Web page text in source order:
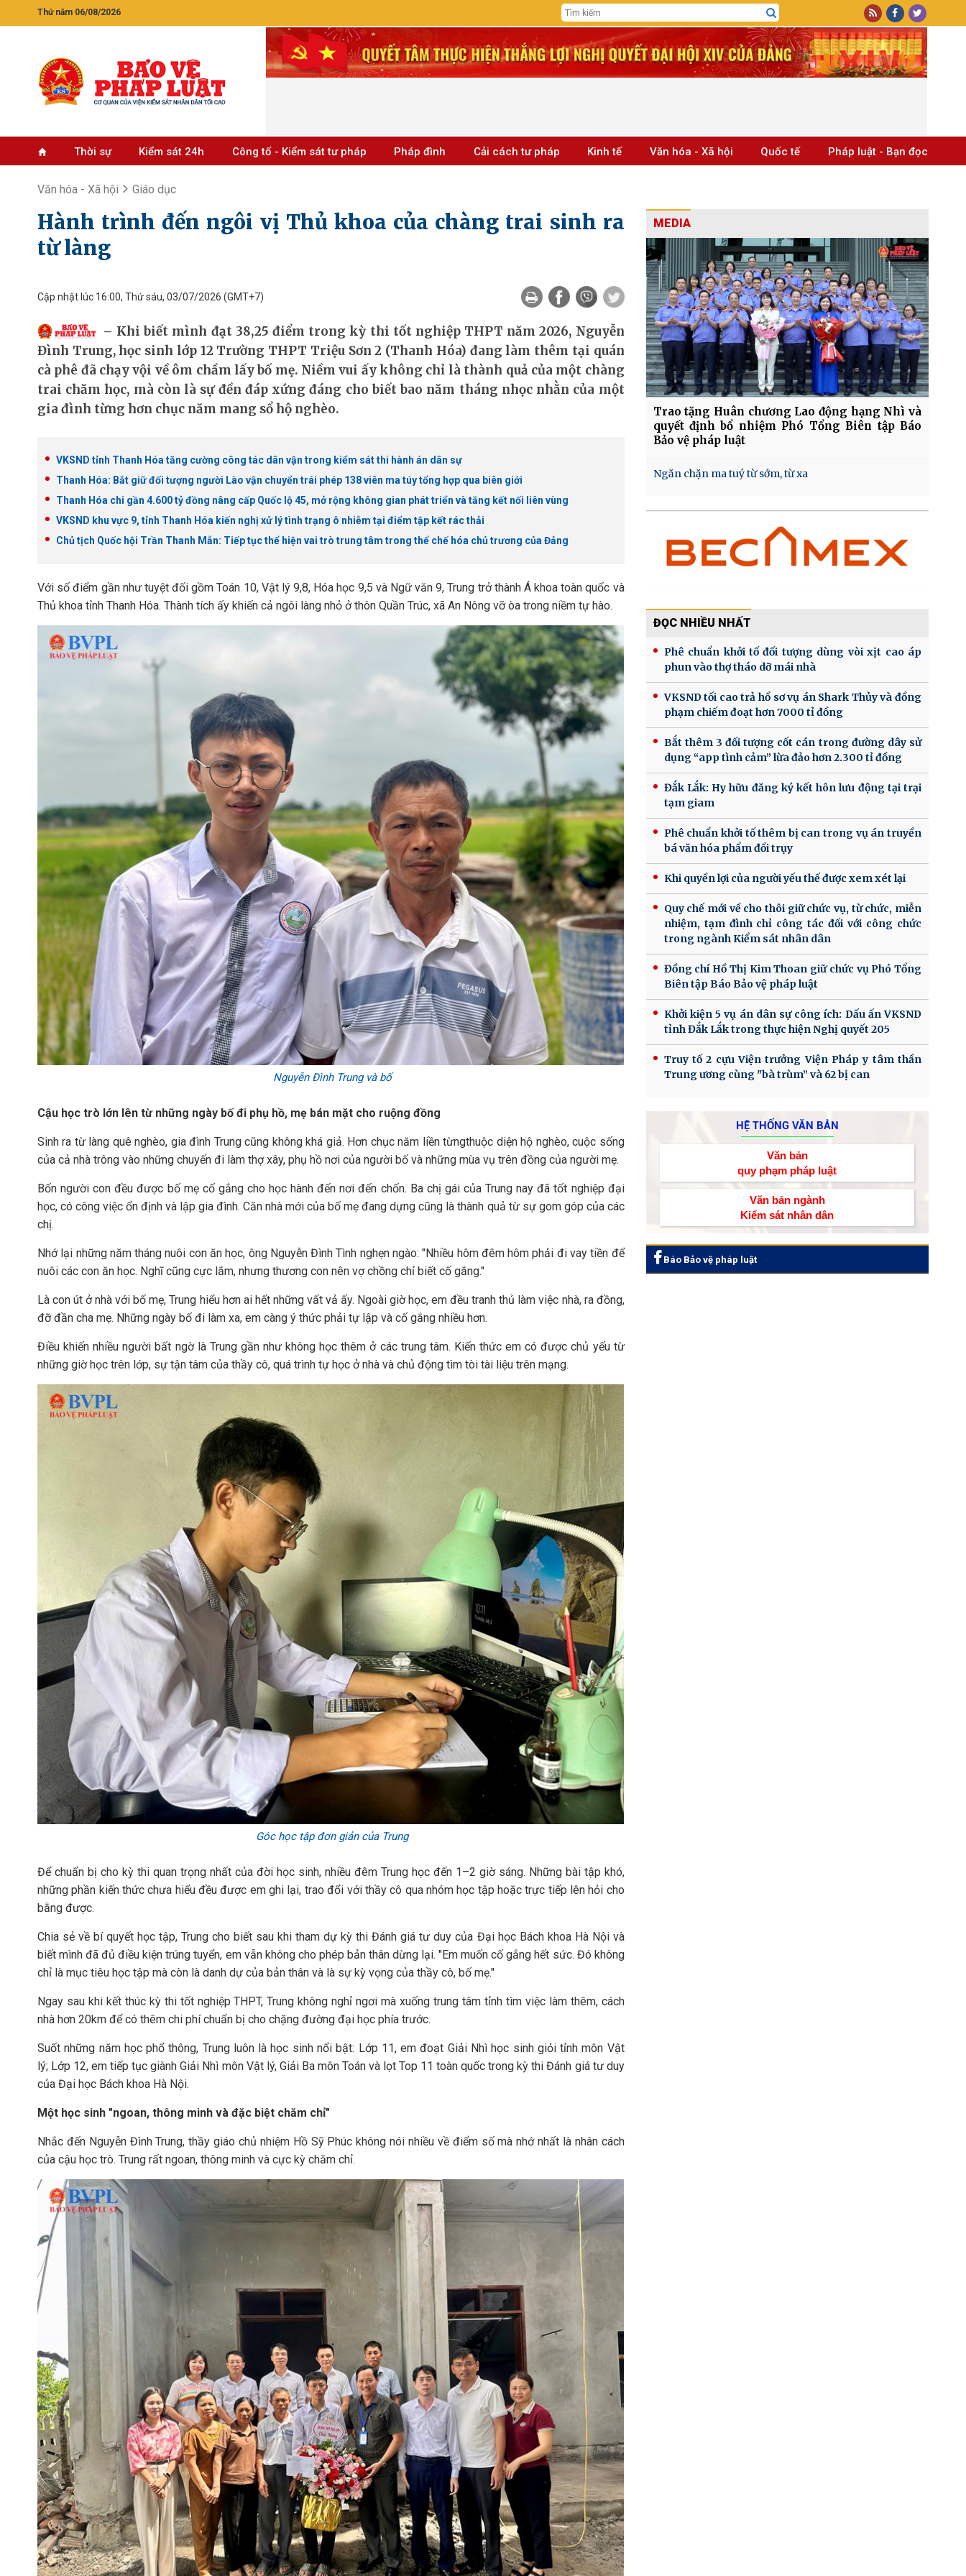
Thứ năm 06/08/2026
Thời sự Kiểm sát 24h Công tố - Kiểm sát tư pháp Pháp đình Cải cách tư pháp Kinh tế Văn hóa - Xã hội Quốc tế Pháp luật - Bạn đọc
Văn hóa - Xã hội Giáo dục
Hành trình đến ngôi vị Thủ khoa của chàng trai sinh ra
từ làng
Cập nhật lúc 16:00, Thứ sáu, 03/07/2026 (GMT+7)
Khi biết mình đạt 38,25 điểm trong kỳ thi tốt nghiệp THPT năm 2026, Nguyễn
Đình Trung, học sinh lớp 12 Trường THPT Triệu Sơn 2 (Thanh Hóa) đang làm thêm tại quán
cà phê đã chạy vội về ôm chầm lấy bố mẹ. Niềm vui ấy không chỉ là thành quả của một chàng
trai chăm học, mà còn là sự đền đáp xứng đáng cho biết bao năm tháng nhọc nhằn của một
gia đình từng hơn chục năm mang sổ hộ nghèo.
VKSND tỉnh Thanh Hóa tăng cường công tác dân vận trong kiểm sát thi hành án dân sự
Thanh Hóa: Bắt giữ đối tượng người Lào vận chuyển trái phép 138 viên ma túy tổng hợp qua biên giới
Thanh Hóa chi gần 4.600 tỷ đồng nâng cấp Quốc lộ 45, mở rộng không gian phát triển và tăng kết nối liên vùng
VKSND khu vực 9, tỉnh Thanh Hóa kiến nghị xử lý tình trạng ô nhiễm tại điểm tập kết rác thải
Chủ tịch Quốc hội Trần Thanh Mẫn: Tiếp tục thể hiện vai trò trung tâm trong thể chế hóa chủ trương của Đảng
Với số điểm gần như tuyệt đối gồm Toán 10, Vật lý 9,8, Hóa học 9,5 và Ngữ văn 9, Trung trở thành Á khoa toàn quốc và
Thủ khoa tỉnh Thanh Hóa. Thành tích ấy khiến cả ngôi làng nhỏ ở thôn Quần Trúc, xã An Nông vỡ òa trong niềm tự hào.
Nguyễn Đình Trung và bố
Cậu học trò lớn lên từ những ngày bố đi phụ hồ, mẹ bán mặt cho ruộng đồng
Sinh ra từ làng quê nghèo, gia đình Trung cũng không khá giả. Hơn chục năm liền từngthuộc diện hộ nghèo, cuộc sống
của cả nhà trông vào những chuyến đi làm thợ xây, phụ hồ nơi của người bố và những mùa vụ trên đồng của người mẹ.
Bốn người con đều được bố mẹ cố gắng cho học hành đến nơi đến chốn. Ba chị gái của Trung nay đã tốt nghiệp đại
học, có công việc ổn định và lập gia đình. Căn nhà mới của bố mẹ đang dựng cũng là thành quả từ sự gom góp của các
chị.
Nhớ lại những năm tháng nuôi con ăn học, ông Nguyễn Đình Tình nghẹn ngào: "Nhiều hôm đêm hôm phải đi vay tiền để
nuôi các con ăn học. Nghĩ cũng cực lắm, nhưng thương con nên vợ chồng chỉ biết cố gắng."
Là con út ở nhà với bố mẹ, Trung hiểu hơn ai hết những vất vả ấy. Ngoài giờ học, em đều tranh thủ làm việc nhà, ra đồng,
đỡ đần cha mẹ. Những ngày bố đi làm xa, em càng ý thức phải tự lập và cố gắng nhiều hơn.
Điều khiến nhiều người bất ngờ là Trung gần như không học thêm ở các trung tâm. Kiến thức em có được chủ yếu từ
những giờ học trên lớp, sự tận tâm của thầy cô, quá trình tự học ở nhà và chủ động tìm tòi tài liệu trên mạng.
Góc học tập đơn giản của Trung
Để chuẩn bị cho kỳ thi quan trọng nhất của đời học sinh, nhiều đêm Trung học đến 1–2 giờ sáng. Những bài tập khó,
những phần kiến thức chưa hiểu đều được em ghi lại, trao đổi với thầy cô qua nhóm học tập hoặc trực tiếp lên hỏi cho
bằng được.
Chia sẻ về bí quyết học tập, Trung cho biết sau khi tham dự kỳ thi Đánh giá tư duy của Đại học Bách khoa Hà Nội và
biết mình đã đủ điều kiện trúng tuyển, em vẫn không cho phép bản thân dừng lại. "Em muốn cố gắng hết sức. Đó không
chỉ là mục tiêu học tập mà còn là danh dự của bản thân và là sự kỳ vọng của thầy cô, bố mẹ."
Ngay sau khi kết thúc kỳ thi tốt nghiệp THPT, Trung không nghỉ ngơi mà xuống trung tâm tỉnh tìm việc làm thêm, cách
nhà hơn 20km để có thêm chi phí chuẩn bị cho chặng đường đại học phía trước.
Suốt những năm học phổ thông, Trung luôn là học sinh nổi bật: Lớp 11, em đoạt Giải Nhì học sinh giỏi tỉnh môn Vật
lý; Lớp 12, em tiếp tục giành Giải Nhì môn Vật lý, Giải Ba môn Toán và lọt Top 11 toàn quốc trong kỳ thi Đánh giá tư duy
của Đại học Bách khoa Hà Nội.
Một học sinh "ngoan, thông minh và đặc biệt chăm chỉ"
Nhắc đến Nguyễn Đình Trung, thầy giáo chủ nhiệm Hồ Sỹ Phúc không nói nhiều về điểm số mà nhớ nhất là nhân cách
của cậu học trò. Trung rất ngoan, thông minh và cực kỳ chăm chỉ.
MEDIA
Trao tặng Huân chương Lao động hạng Nhì và
quyết định bổ nhiệm Phó Tổng Biên tập Báo
Bảo vệ pháp luật
Ngăn chặn ma tuý từ sớm, từ xa
ĐỌC NHIỀU NHẤT
Phê chuẩn khởi tố đối tượng dùng vòi xịt cao áp
phun vào thợ tháo dỡ mái nhà
VKSND tối cao trả hồ sơ vụ án Shark Thủy và đồng
phạm chiếm đoạt hơn 7000 tỉ đồng
Bắt thêm 3 đối tượng cốt cán trong đường dây sử
dụng “app tình cảm” lừa đảo hơn 2.300 tỉ đồng
Đắk Lắk: Hy hữu đăng ký kết hôn lưu động tại trại
tạm giam
Phê chuẩn khởi tố thêm bị can trong vụ án truyền
bá văn hóa phẩm đồi trụy
Khi quyền lợi của người yếu thế được xem xét lại
Quy chế mới về cho thôi giữ chức vụ, từ chức, miễn
nhiệm, tạm đình chỉ công tác đối với công chức
trong ngành Kiểm sát nhân dân
Đồng chí Hồ Thị Kim Thoan giữ chức vụ Phó Tổng
Biên tập Báo Bảo vệ pháp luật
Khởi kiện 5 vụ án dân sự công ích: Dấu ấn VKSND
tỉnh Đắk Lắk trong thực hiện Nghị quyết 205
Truy tố 2 cựu Viện trưởng Viện Pháp y tâm thần
Trung ương cùng "bà trùm” và 62 bị can
HỆ THỐNG VĂN BẢN
Văn bản
quy phạm pháp luật
Văn bản ngành
Kiểm sát nhân dân
Báo Bảo vệ pháp luật